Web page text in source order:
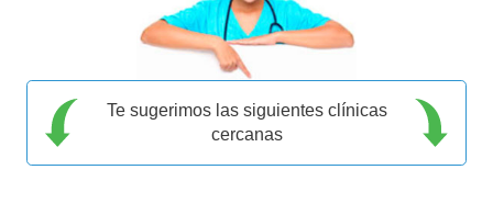
Te sugerimos las siguientes clínicas
cercanas